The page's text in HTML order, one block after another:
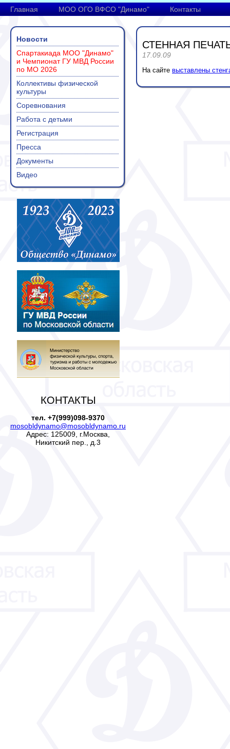
Главная МОО ОГО ВФСО "Динамо" Контакты
Новости
Спартакиада МОО "Динамо"
и Чемпионат ГУ МВД России
по МО 2026
Коллективы физической
культуры
Соревнования
Работа с детьми
Регистрация
Пресса
Документы
Видео
КОНТАКТЫ
тел. +7(999)098-9370
mosobldynamo@mosobldynamo.ru
Адрес: 125009, г.Москва,
Никитский пер., д.3
СТЕННАЯ
17.09.09
На сайте выставлены